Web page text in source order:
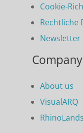
Cookie-
Rechtliche
Company
About us
VisualARQ
RhinoLands